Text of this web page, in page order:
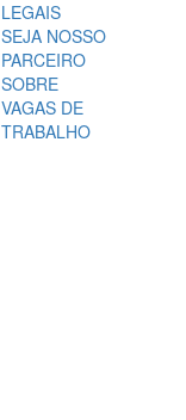
LEGAIS
SEJA NOSSO
PARCEIRO
SOBRE
VAGAS DE
TRABALHO